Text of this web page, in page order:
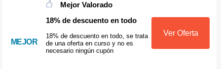
MEJOR
Mejor Valorado
18% de descuento en todo
18% de descuento en todo, se trata
de una oferta en curso y no es
necesario ningún cupón
Ver Oferta